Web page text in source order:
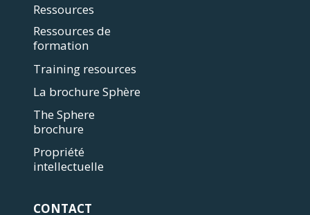
Ressources
Ressources de
formation
Training resources
La brochure Sphère
The Sphere
brochure
Propriété
intellectuelle
CONTACT